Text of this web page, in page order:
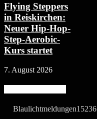
Flying Steppers
in Reiskirchen:
Neuer Hip-Hop-
Step-Aerobic-
Kurs startet
7. August 2026
Blaulichtmeldungen15236